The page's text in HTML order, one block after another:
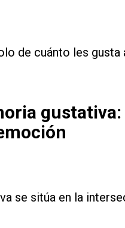
de cuánto les
se sitúa en la